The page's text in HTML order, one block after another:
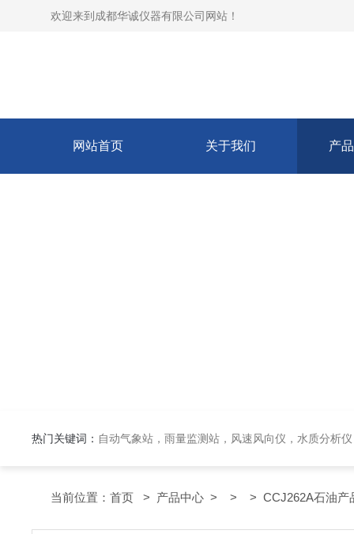
欢迎来到 成都华诚仪器有限公司网站 ！
网站首页 关于我们 产
热门关键词： 自动气象站，雨量监测站，风速风向仪，水质分析
当前位置： 首页 > 产品中心 > > > CCJ262A石油产